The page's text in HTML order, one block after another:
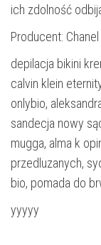
ich zdolność
Producent: Chanel
depilacja bikini
calvin klein
onlybio,
sandecja nowy
mugga, alma k
przedluzanych,
bio, pomada do
yyyyy